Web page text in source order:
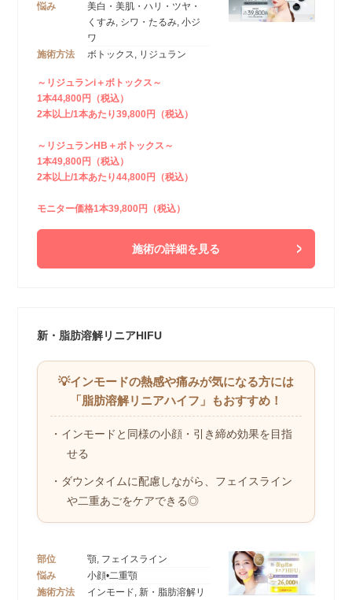
悩み
美白・美肌・ハリ・ツヤ・
くすみ, シワ・たるみ, 小ジ
ワ
施術方法
ボトックス, リジュラン
～リジュランi＋ボトックス～
1本44,800円（税込）
2本以上/1本あたり39,800円（税込）
～リジュランHB＋ボトックス～
1本49,800円（税込）
2本以上/1本あたり44,800円（税込）
モニター価格1本39,800円（税込）
施術の詳細を見る
新・脂肪溶解リニアHIFU
💡インモードの熱感や痛みが気になる方には
「脂肪溶解リニアハイフ」もおすすめ！
・インモードと同様の小顔・引き締め効果を目指
せる
・ダウンタイムに配慮しながら、フェイスライン
や二重あごをケアできる◎
部位
顎, フェイスライン
悩み
小顔•二重顎
施術方法
インモード, 新・脂肪溶解リ